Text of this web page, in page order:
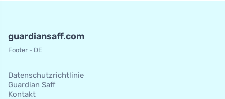
guardiansaff.com
Footer - DE
Datenschutzrichtlinie
Guardian Saff
Kontakt